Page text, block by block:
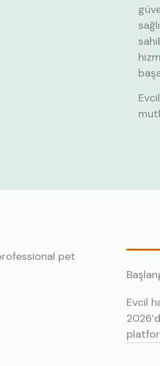
Evcil